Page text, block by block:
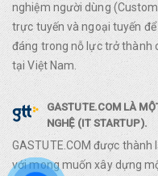
nghiệm người dùng
trực tuyến và ngoại tuyến
đáng trong nỗ lực trở thành
tại Việt Nam.
GASTUTE.COM LÀ
NGHỆ (IT STARTUP).
GASTUTE.COM được thành
với mong muốn xây dựng